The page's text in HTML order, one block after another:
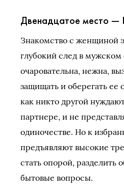
Двенадцатое место —
Знакомство с женщиной
глубокий след в мужском
очаровательна, нежна,
защищать и оберегать ее
как никто другой
партнере, и не
одиночестве. Но к
предъявляют высокие
стать опорой, разделить
бытовые вопросы.